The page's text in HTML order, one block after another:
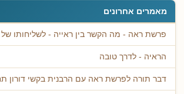
מאמרים אחרונים
פרשת ראה - מה הקשר בין ראייה - לשליחותו
הראיה - לדרך טובה
דבר תורה לפרשת ראה עם הרבנית בקשי דורון